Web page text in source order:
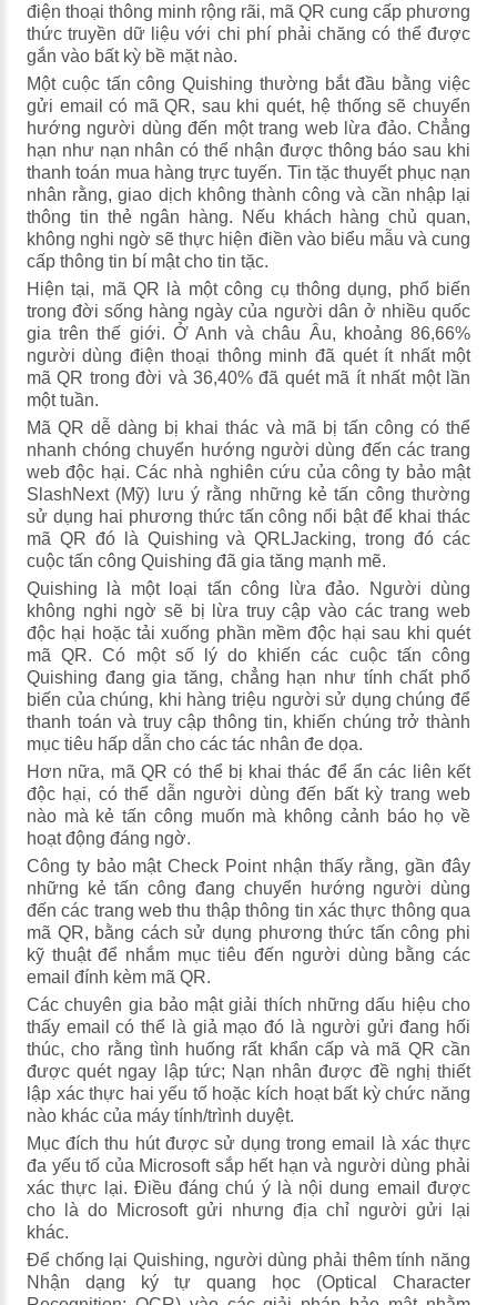
điện thoại thông minh rộng rãi, mã QR cung cấp phương
thức truyền dữ liệu với chi phí phải chăng có thể được
gắn vào bất kỳ bề mặt nào.
Một cuộc tấn công Quishing thường bắt đầu bằng việc
gửi email có mã QR, sau khi quét, hệ thống sẽ chuyển
hướng người dùng đến một trang web lừa đảo. Chẳng
hạn như nạn nhân có thể nhận được thông báo sau khi
thanh toán mua hàng trực tuyến. Tin tặc thuyết phục nạn
nhân rằng, giao dịch không thành công và cần nhập lại
thông tin thẻ ngân hàng. Nếu khách hàng chủ quan,
không nghi ngờ sẽ thực hiện điền vào biểu mẫu và cung
cấp thông tin bí mật cho tin tặc.
Hiện tại, mã QR là một công cụ thông dụng, phổ biến
trong đời sống hàng ngày của người dân ở nhiều quốc
gia trên thế giới. Ở Anh và châu Âu, khoảng 86,66%
người dùng điện thoại thông minh đã quét ít nhất một
mã QR trong đời và 36,40% đã quét mã ít nhất một lần
một tuần.
Mã QR dễ dàng bị khai thác và mã bị tấn công có thể
nhanh chóng chuyển hướng người dùng đến các trang
web độc hại. Các nhà nghiên cứu của công ty bảo mật
SlashNext (Mỹ) lưu ý rằng những kẻ tấn công thường
sử dụng hai phương thức tấn công nổi bật để khai thác
mã QR đó là Quishing và QRLJacking, trong đó các
cuộc tấn công Quishing đã gia tăng mạnh mẽ.
Quishing là một loại tấn công lừa đảo. Người dùng
không nghi ngờ sẽ bị lừa truy cập vào các trang web
độc hại hoặc tải xuống phần mềm độc hại sau khi quét
mã QR. Có một số lý do khiến các cuộc tấn công
Quishing đang gia tăng, chẳng hạn như tính chất phổ
biến của chúng, khi hàng triệu người sử dụng chúng để
thanh toán và truy cập thông tin, khiến chúng trở thành
mục tiêu hấp dẫn cho các tác nhân đe dọa.
Hơn nữa, mã QR có thể bị khai thác để ẩn các liên kết
độc hại, có thể dẫn người dùng đến bất kỳ trang web
nào mà kẻ tấn công muốn mà không cảnh báo họ về
hoạt động đáng ngờ.
Công ty bảo mật Check Point nhận thấy rằng, gần đây
những kẻ tấn công đang chuyển hướng người dùng
đến các trang web thu thập thông tin xác thực thông qua
mã QR, bằng cách sử dụng phương thức tấn công phi
kỹ thuật để nhắm mục tiêu đến người dùng bằng các
email đính kèm mã QR.
Các chuyên gia bảo mật giải thích những dấu hiệu cho
thấy email có thể là giả mạo đó là người gửi đang hối
thúc, cho rằng tình huống rất khẩn cấp và mã QR cần
được quét ngay lập tức; Nạn nhân được đề nghị thiết
lập xác thực hai yếu tố hoặc kích hoạt bất kỳ chức năng
nào khác của máy tính/trình duyệt.
Mục đích thu hút được sử dụng trong email là xác thực
đa yếu tố của Microsoft sắp hết hạn và người dùng phải
xác thực lại. Điều đáng chú ý là nội dung email được
cho là do Microsoft gửi nhưng địa chỉ người gửi lại
khác.
Để chống lại Quishing, người dùng phải thêm tính năng
Nhận dạng ký tự quang học (Optical Character